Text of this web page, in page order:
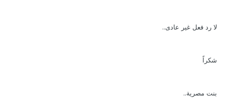
لا رد فعل غير عادى..
شكراً
بنت مصرية..